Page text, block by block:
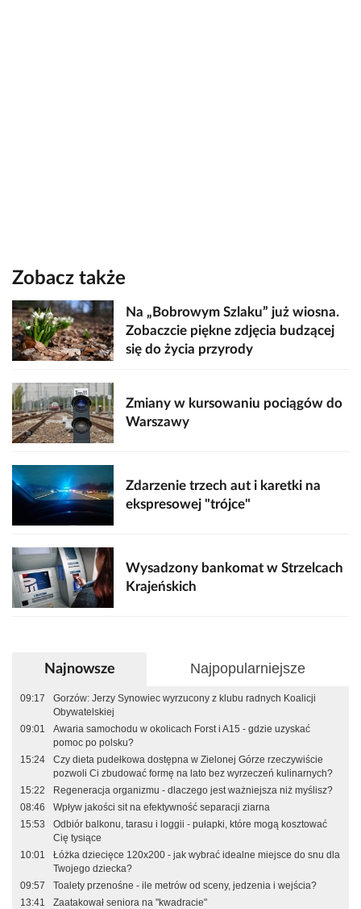
Zobacz także
Na „Bobrowym Szlaku” już wiosna.
Zobaczcie piękne zdjęcia budzącej
się do życia przyrody
Zmiany w kursowaniu pociągów do
Warszawy
Zdarzenie trzech aut i karetki na
ekspresowej "trójce"
Wysadzony bankomat w Strzelcach
Krajeńskich
Najnowsze Najpopularniejsze
09:17
Gorzów: Jerzy Synowiec wyrzucony z klubu radnych Koalicji
Obywatelskiej
09:01
Awaria samochodu w okolicach Forst i A15 - gdzie uzyskać
pomoc po polsku?
15:24
Czy dieta pudełkowa dostępna w Zielonej Górze rzeczywiście
pozwoli Ci zbudować formę na lato bez wyrzeczeń kulinarnych?
15:22
Regeneracja organizmu - dlaczego jest ważniejsza niż myślisz?
08:46
Wpływ jakości sit na efektywność separacji ziarna
15:53
Odbiór balkonu, tarasu i loggii - pułapki, które mogą kosztować
Cię tysiące
10:01
Łóżka dziecięce 120x200 - jak wybrać idealne miejsce do snu dla
Twojego dziecka?
09:57
Toalety przenośne - ile metrów od sceny, jedzenia i wejścia?
13:41
Zaatakował seniora na "kwadracie"